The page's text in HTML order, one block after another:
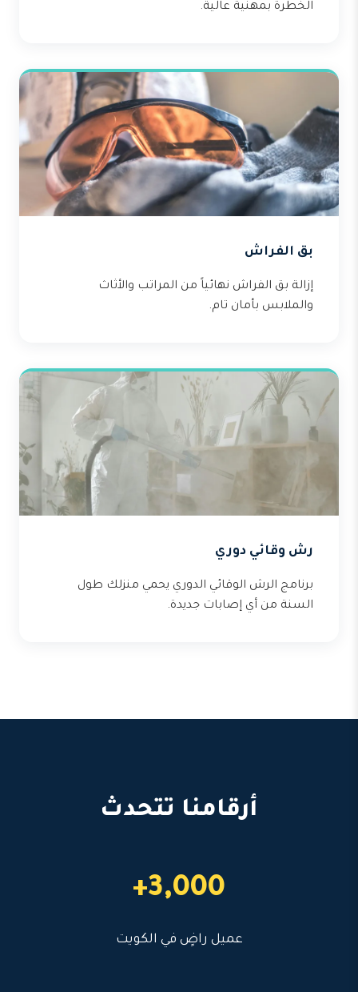
الخطرة بمهنية عالية.
بق الفراش
إزالة بق الفراش نهائياً من المراتب والأثاث
والملابس بأمان تام.
رش وقائي دوري
برنامج الرش الوقائي الدوري يحمي منزلك طول
السنة من أي إصابات جديدة.
أرقامنا تتحدث
3,000+
عميل راضٍ في الكويت